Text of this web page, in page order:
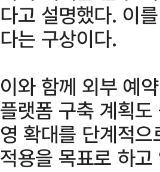
다고 설명했다. 이
다는 구상이다.
이와 함께 외부 예
플랫폼 구축 계획
영 확대를 단계적
적용을 목표로 하고